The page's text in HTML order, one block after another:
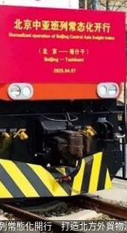
常態化開行 打造北方外貿物